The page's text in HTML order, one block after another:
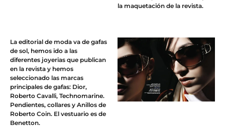
la maquetación de la revista.
La editorial de moda va de gafas
de sol, hemos ido a las
diferentes joyerias que publican
en la revista y hemos
seleccionado las marcas
principales de gafas: Dior,
Roberto Cavalli, Technomarine.
Pendientes, collares y Anillos de
Roberto Coin. El vestuario es de
Benetton.